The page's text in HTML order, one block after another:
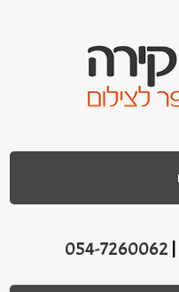
054-7260062